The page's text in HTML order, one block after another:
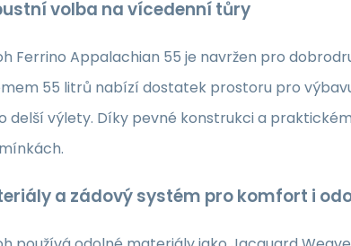
volba na vícedenní tůry
Ferrino Appalachian 55 je navržen pro
55 litrů nabízí dostatek prostoru pro
delší výlety. Díky pevné konstrukci a
a zádový systém pro komfort i